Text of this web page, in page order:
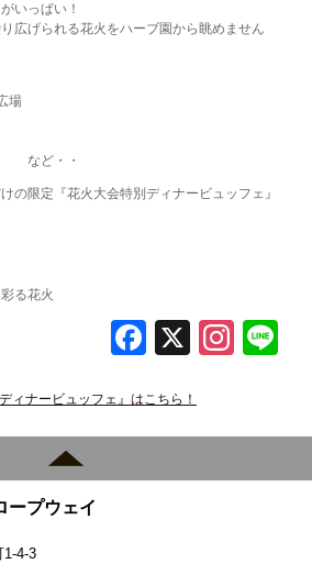
いっぱい！
広げられる花火をハーブ園から眺めません
場
ど・・
の限定『花火大会特別ディナービュッフェ』
る花火
F
c
e
b
X In
gr
a
ィナービュッフェ』はこちら！
ープウェイ
1-4-3